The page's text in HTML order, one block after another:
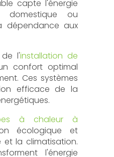
capte l'énergie
domestique ou
dépendance aux
l'installation de
confort optimal
Ces systèmes
efficace de la
à chaleur à
écologique et
la climatisation.
l'énergie